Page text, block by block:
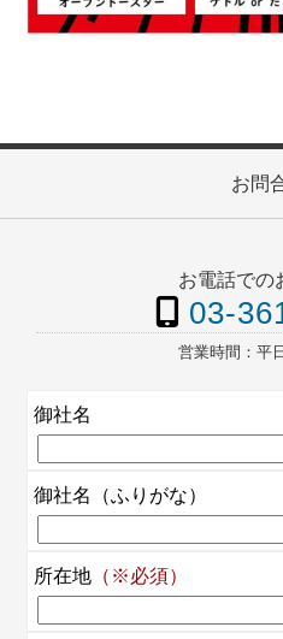
お問
お電話での
03-
営業時間： 平
御社名
御社名 （ふりがな）
所在地 （※必須）